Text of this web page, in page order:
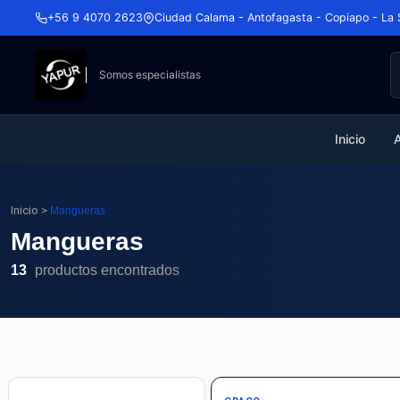
+56 9 4070 2623 Ciudad Calama - Antofagasta - Copiapo - La
Somos especialistas
Inicio
Inicio > Mangueras
Mangueras
13 productos encontrados